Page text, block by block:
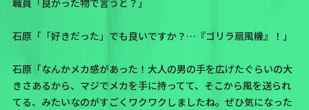
職員「良かった物で言うと？」
石原「「好きだった」でも良いですか？…『ゴリラ扇風機』！」
石原「なんかメカ感があった！大人の男の手を広げたぐらいの大
きさあるから、マジでメカを手に持ってて、そこから風を送られ
てる、みたいなのがすごくワクワクしましたね。ぜひ気になった